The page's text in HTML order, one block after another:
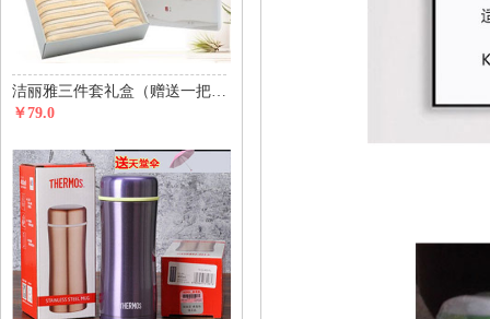
洁丽雅三件套礼盒（赠送一把价值29元天堂伞）
￥79.0